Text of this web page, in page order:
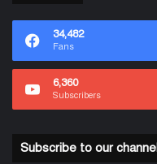
34,482
Fans
6,360
Subscribers
Subscribe to our channel